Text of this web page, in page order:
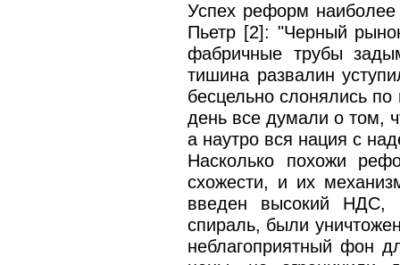
Успех реформ
Пьетр [2]: "Черный
фабричные трубы
тишина развалин
бесцельно слонялись
день все думали о том,
а наутро вся нация с
Насколько похожи
схожести, и их
введен высокий НДС,
спираль, были
неблагоприятный фон